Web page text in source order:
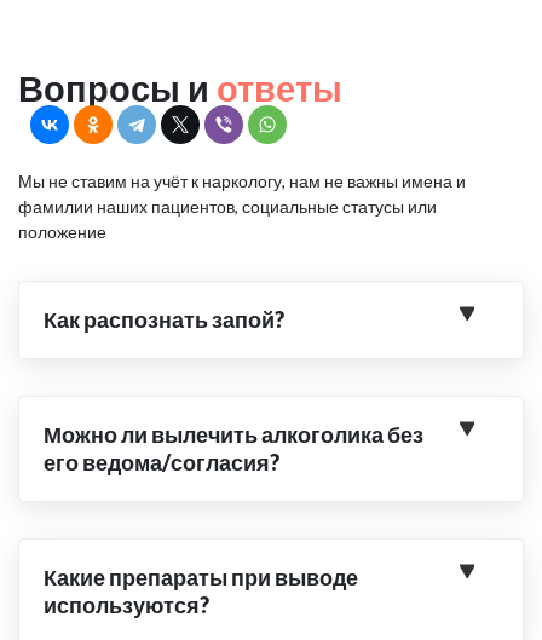
Вопросы и ответы
Мы не ставим на учёт к наркологу, нам не важны имена и
фамилии наших пациентов, социальные статусы или
положение
Как распознать запой?
Можно ли вылечить алкоголика без
его ведома/согласия?
Какие препараты при выводе
используются?